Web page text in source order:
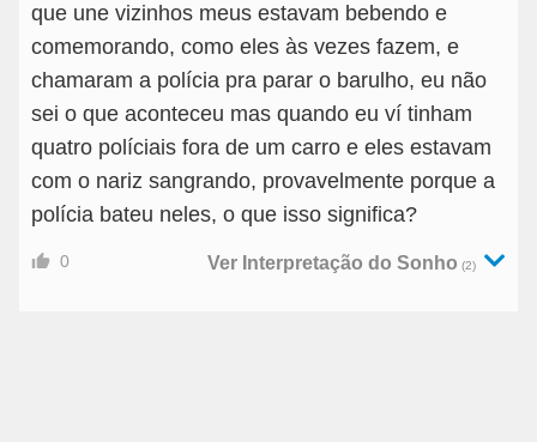
que une vizinhos meus estavam bebendo e
comemorando, como eles às vezes fazem, e
chamaram a polícia pra parar o barulho, eu não
sei o que aconteceu mas quando eu ví tinham
quatro políciais fora de um carro e eles estavam
com o nariz sangrando, provavelmente porque a
polícia bateu neles, o que isso significa?
0 Ver Interpretação do Sonho (2)